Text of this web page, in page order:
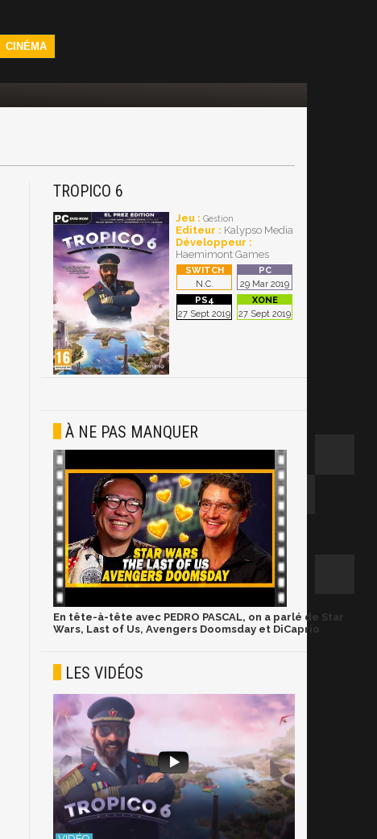
CINÉMA
TROPICO 6
Jeu : Gestion
Editeur : Kalypso Media
Développeur :
Haemimont Games
N.C. 29 Mar 2019
27 Sept 2019 27 Sept 2019
À NE PAS MANQUER
En tête-à-tête avec PEDRO PASCAL, on a parlé de Star
Wars, Last of Us, Avengers Doomsday et DiCaprio
LES VIDÉOS